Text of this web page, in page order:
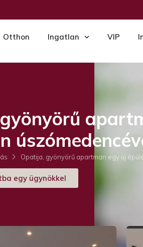
Otthon Ingatlan VIP
Opatija, gyönyörű apartman egy új
egy ügynökkel